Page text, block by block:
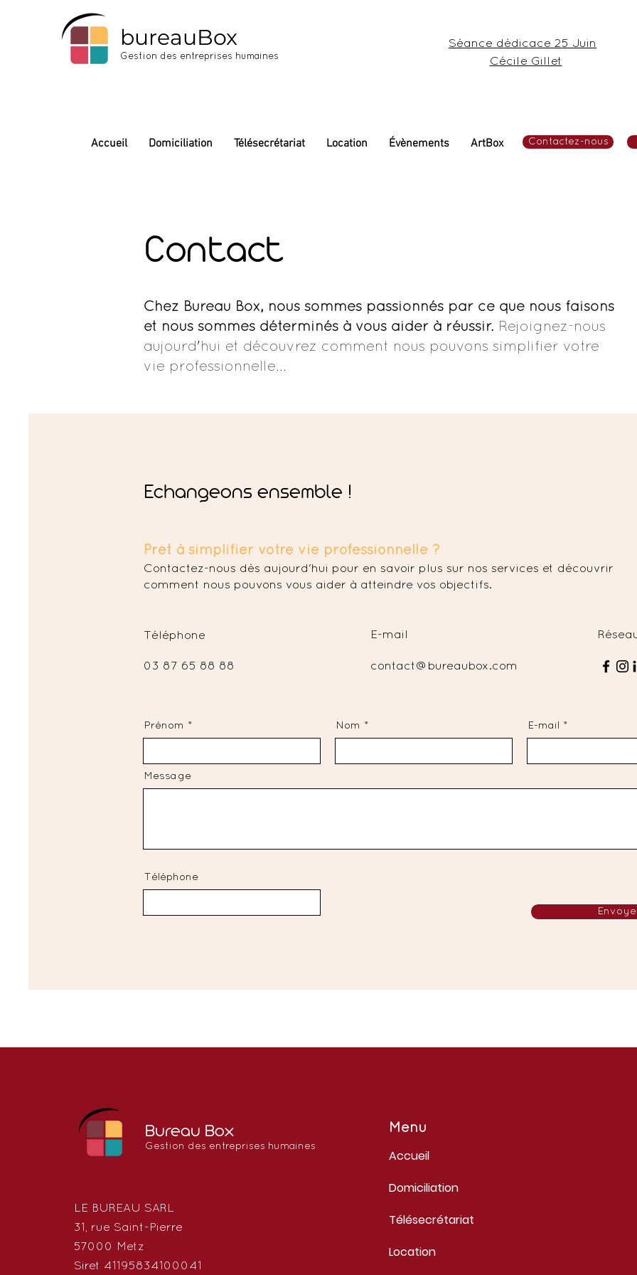
bureauBox
Gestion des entreprises humaines
Séance dédicace 25 Juin
Cécile Gillet
Accueil Domiciliation Télésecrétariat Location Évènements ArtBox Contactez-nous
Contact
Chez Bureau Box, nous sommes passionnés par ce que nous faisons
et nous sommes déterminés à vous aider à réussir. Rejoignez-nous
aujourd'hui et découvrez comment nous pouvons simplifier votre
vie professionnelle...
Echangeons ensemble !
Prêt à simplifier votre vie professionnelle ?
Contactez-nous dès aujourd'hui pour en savoir plus sur nos services et découvrir
comment nous pouvons vous aider à atteindre vos objectifs.
Téléphone
03 87 65 88 88
E-mail
contact@bureaubox.com
Prénom Nom E-mail
Message
Téléphone
Bureau Box
Gestion des entreprises humaines
LE BUREAU SARL
31, rue Saint-Pierre
57000 Metz
Siret 41195834100041
Menu
Accueil
Domiciliation
Télésecrétariat
Location